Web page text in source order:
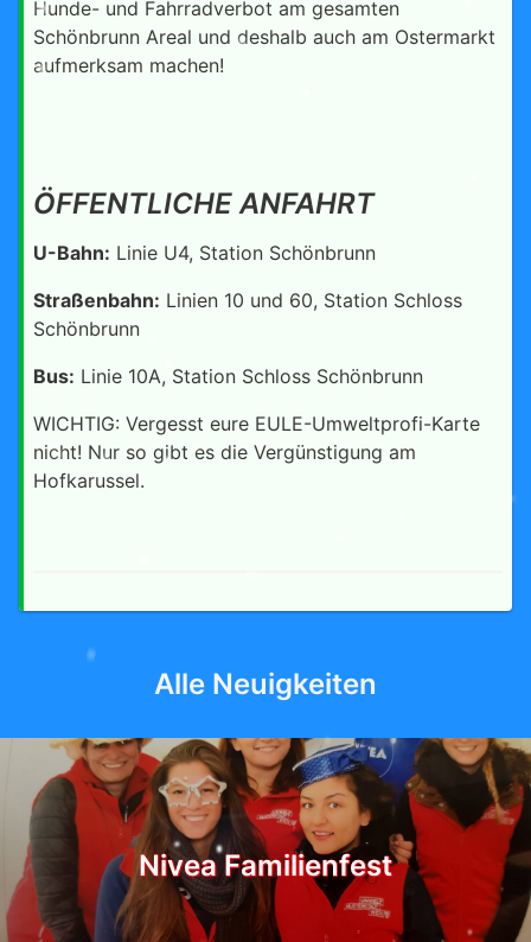
Hunde- und Fahrradverbot am gesamten
Schönbrunn Areal und deshalb auch am Ostermarkt
aufmerksam machen!
ÖFFENTLICHE ANFAHRT
U-Bahn: Linie U4, Station Schönbrunn
Straßenbahn: Linien 10 und 60, Station Schloss
Schönbrunn
Bus: Linie 10A, Station Schloss Schönbrunn
WICHTIG: Vergesst eure EULE-Umweltprofi-Karte
nicht! Nur so gibt es die Vergünstigung am
Hofkarussel.
Alle Neuigkeiten
Nivea Familienfest